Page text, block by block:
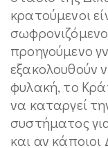
κρατούμενοι
προηγούμενο
εξακολουθούν
φυλακή, το
να καταργεί
συστήματος
και αν